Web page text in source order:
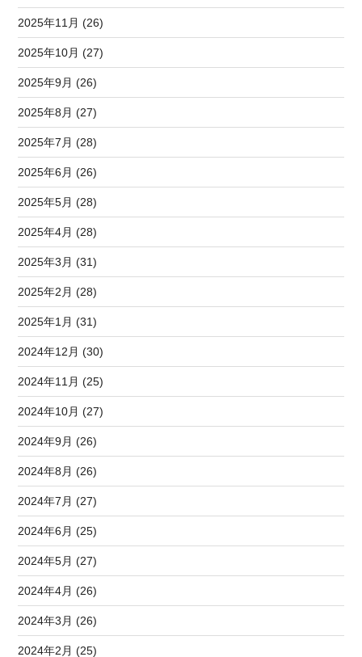
2025年11月 (26)
2025年10月 (27)
2025年9月 (26)
2025年8月 (27)
2025年7月 (28)
2025年6月 (26)
2025年5月 (28)
2025年4月 (28)
2025年3月 (31)
2025年2月 (28)
2025年1月 (31)
2024年12月 (30)
2024年11月 (25)
2024年10月 (27)
2024年9月 (26)
2024年8月 (26)
2024年7月 (27)
2024年6月 (25)
2024年5月 (27)
2024年4月 (26)
2024年3月 (26)
2024年2月 (25)